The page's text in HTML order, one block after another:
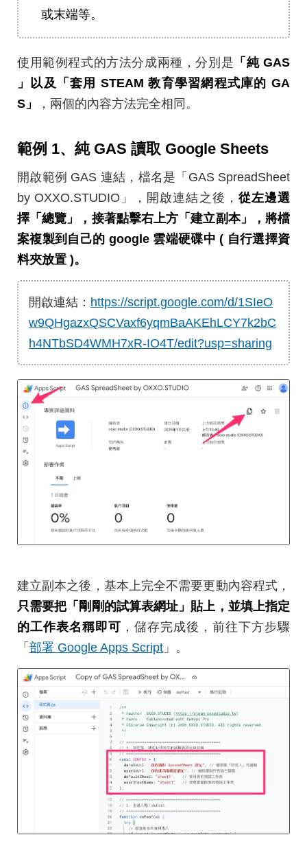
或末端等。
使用範例程式的方法分成兩種，分別是 「純 GAS
」以及「套用 STEAM 教育學習網程式庫的 GA
S」
，兩個的內容方法完全相同。
範例 1、純 GAS 讀取 Google Sheets
開啟範例 GAS 連結，檔名是「GAS SpreadSheet
by OXXO.STUDIO」，開啟連結之後， 從左邊選
擇「總覽」，接著點擊右上方「建立副本」，將檔
案複製到自己的 google 雲端硬碟中 ( 自行選擇資
料夾放置 )。
開啟連結： https://script.google.com/d/1SIeO
w9QHgazxQSCVaxf6yqmBaAKEhLCY7k2bC
h4NTbSD4WMH7xR-IO4T/edit?usp=sharing
建立副本之後，基本上完全不需要更動內容程式，
只需要把「剛剛的試算表網址」貼上，並填上指定
的工作表名稱即可 ，儲存完成後，前往下方步驟
「 部署 Google Apps Script 」。